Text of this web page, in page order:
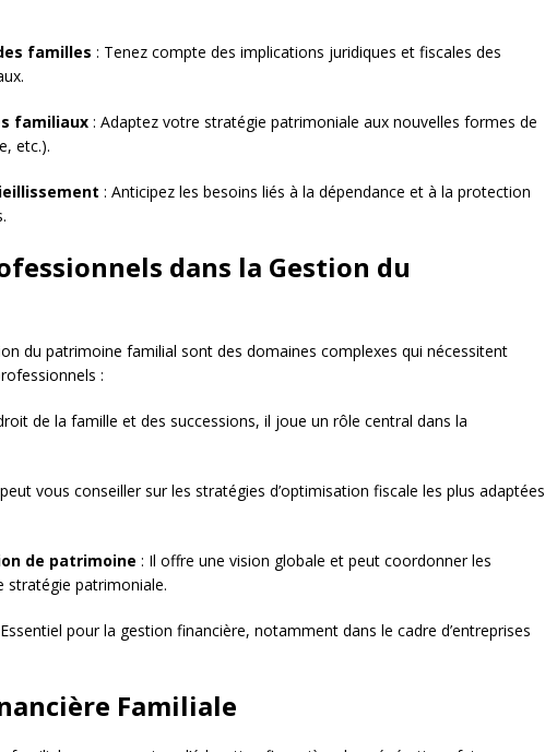
familles : Tenez compte des implications juridiques et fiscales des
familiaux : Adaptez votre stratégie patrimoniale aux nouvelles formes de
etc.).
: Anticipez les besoins liés à la dépendance et à la protection
dans la Gestion du
du patrimoine familial sont des domaines complexes qui nécessitent
:
de la famille et des successions, il joue un rôle central dans la
vous conseiller sur les stratégies d’optimisation fiscale les plus adaptées
de patrimoine : Il offre une vision globale et peut coordonner les
stratégie patrimoniale.
pour la gestion financière, notamment dans le cadre d’entreprises
Familiale